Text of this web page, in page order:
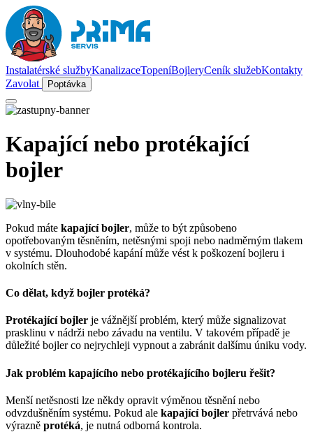
Instalatérské službyKanalizaceTopeníBojleryCeník služebKontakty
Zavolat
Poptávka
Kapající nebo protékající
bojler
Pokud máte kapající bojler, může to být způsobeno
opotřebovaným těsněním, netěsnými spoji nebo nadměrným tlakem
v systému. Dlouhodobé kapání může vést k poškození bojleru i
okolních stěn.
Co dělat, když bojler protéká?
Protékající bojler je vážnější problém, který může signalizovat
prasklinu v nádrži nebo závadu na ventilu. V takovém případě je
důležité bojler co nejrychleji vypnout a zabránit dalšímu úniku vody.
Jak problém kapajícího nebo protékajícího bojleru řešit?
Menší netěsnosti lze někdy opravit výměnou těsnění nebo
odvzdušněním systému. Pokud ale kapající bojler přetrvává nebo
výrazně protéká, je nutná odborná kontrola.